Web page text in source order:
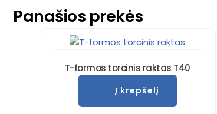
Panašios prekės
T-formos torcinis raktas T40
Į krepšelį